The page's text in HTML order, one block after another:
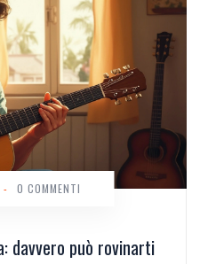
davvero può rovinarti
- 0 COMMENTI